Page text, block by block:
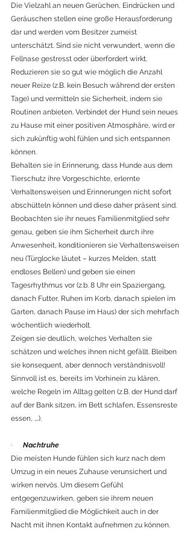
Die Vielzahl an neuen Gerüchen, Eindrücken und
Geräuschen stellen eine große Herausforderung
dar und werden vom Besitzer zumeist
unterschätzt. Sind sie nicht verwundert, wenn die
Fellnase gestresst oder überfordert wirkt.
Reduzieren sie so gut wie möglich die Anzahl
neuer Reize (z.B. kein Besuch während der ersten
Tage) und vermitteln sie Sicherheit, indem sie
Routinen anbieten. Verbindet der Hund sein neues
zu Hause mit einer positiven Atmosphäre, wird er
sich zukünftig wohl fühlen und sich entspannen
können.
Behalten sie in Erinnerung, dass Hunde aus dem
Tierschutz ihre Vorgeschichte, erlernte
Verhaltensweisen und Erinnerungen nicht sofort
abschütteln können und diese daher präsent sind.
Beobachten sie ihr neues Familienmitglied sehr
genau, geben sie ihm Sicherheit durch ihre
Anwesenheit, konditionieren sie Verhaltensweisen
neu (Türglocke läutet – kurzes Melden, statt
endloses Bellen) und geben sie einen
Tagesrhythmus vor (z.b. 8 Uhr ein Spaziergang,
danach Futter, Ruhen im Korb, danach spielen im
Garten, danach Pause im Haus) der sich mehrfach
wöchentlich wiederholt.
Zeigen sie deutlich, welches Verhalten sie
schätzen und welches ihnen nicht gefällt. Bleiben
sie konsequent, aber dennoch verständnisvoll!
Sinnvoll ist es, bereits im Vorhinein zu klären,
welche Regeln im Alltag gelten (z.B. der Hund darf
auf der Bank sitzen, im Bett schlafen, Essensreste
essen, ….).
· Nachtruhe
Die meisten Hunde fühlen sich kurz nach dem
Umzug in ein neues Zuhause verunsichert und
wirken nervös. Um diesem Gefühl
entgegenzuwirken, geben sie ihrem neuen
Familienmitglied die Möglichkeit auch in der
Nacht mit ihnen Kontakt aufnehmen zu können.